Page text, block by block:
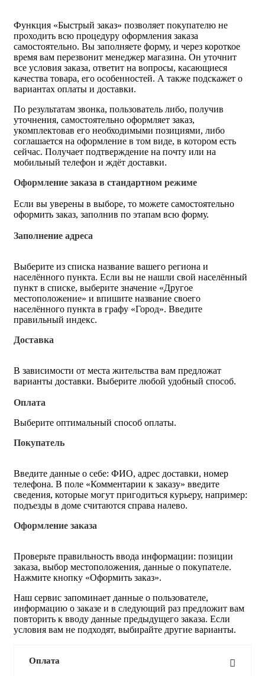
Функция «Быстрый заказ» позволяет покупателю не
проходить всю процедуру оформления заказа
самостоятельно. Вы заполняете форму, и через короткое
время вам перезвонит менеджер магазина. Он уточнит
все условия заказа, ответит на вопросы, касающиеся
качества товара, его особенностей. А также подскажет о
вариантах оплаты и доставки.
По результатам звонка, пользователь либо, получив
уточнения, самостоятельно оформляет заказ,
укомплектовав его необходимыми позициями, либо
соглашается на оформление в том виде, в котором есть
сейчас. Получает подтверждение на почту или на
мобильный телефон и ждёт доставки.
Оформление заказа в стандартном режиме
Если вы уверены в выборе, то можете самостоятельно
оформить заказ, заполнив по этапам всю форму.
Заполнение адреса
Выберите из списка название вашего региона и
населённого пункта. Если вы не нашли свой населённый
пункт в списке, выберите значение «Другое
местоположение» и впишите название своего
населённого пункта в графу «Город». Введите
правильный индекс.
Доставка
В зависимости от места жительства вам предложат
варианты доставки. Выберите любой удобный способ.
Оплата
Выберите оптимальный способ оплаты.
Покупатель
Введите данные о себе: ФИО, адрес доставки, номер
телефона. В поле «Комментарии к заказу» введите
сведения, которые могут пригодиться курьеру, например:
подъезды в доме считаются справа налево.
Оформление заказа
Проверьте правильность ввода информации: позиции
заказа, выбор местоположения, данные о покупателе.
Нажмите кнопку «Оформить заказ».
Наш сервис запоминает данные о пользователе,
информацию о заказе и в следующий раз предложит вам
повторить к вводу данные предыдущего заказа. Если
условия вам не подходят, выбирайте другие варианты.
Оплата